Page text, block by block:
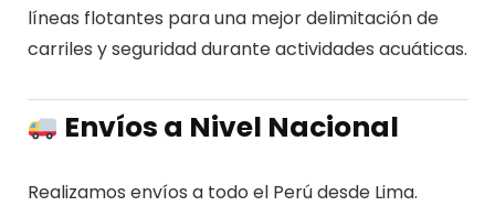
líneas flotantes para una mejor delimitación de
carriles y seguridad durante actividades acuáticas.
Envíos a Nivel Nacional
Realizamos envíos a todo el Perú desde Lima.